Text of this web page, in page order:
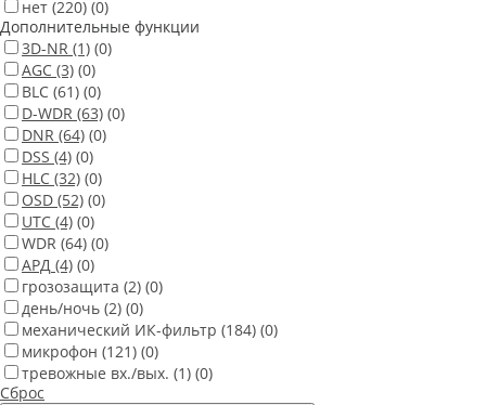
нет (220) (0)
Дополнительные функции
3D-NR (1) (0)
AGC (3) (0)
BLC (61) (0)
D-WDR (63) (0)
DNR (64) (0)
DSS (4) (0)
HLC (32) (0)
OSD (52) (0)
UTC (4) (0)
WDR (64) (0)
АРД (4) (0)
грозозащита (2) (0)
день/ночь (2) (0)
механический ИК-фильтр (184) (0)
микрофон (121) (0)
тревожные вх./вых. (1) (0)
Сброс